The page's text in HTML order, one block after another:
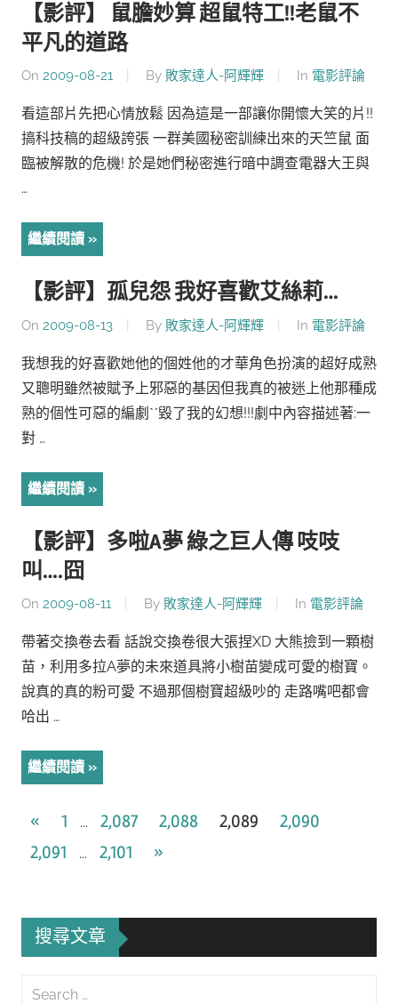
【影評】 鼠膽妙算 超鼠特工!!老鼠不
平凡的道路
On 2009-08-21 By 敗家達人-阿輝輝 In 電影評論
看這部片先把心情放鬆 因為這是一部讓你開懷大笑的片!!
搞科技稿的超級誇張 一群美國秘密訓練出來的天竺鼠 面
臨被解散的危機! 於是她們秘密進行暗中調查電器大王與
…
繼續閱讀
【影評】孤兒怨 我好喜歡艾絲莉…
On 2009-08-13 By 敗家達人-阿輝輝 In 電影評論
我想我的好喜歡她他的個姓他的才華角色扮演的超好成熟
又聰明雖然被賦予上邪惡的基因但我真的被迷上他那種成
熟的個性可惡的編劇ˋˊ毀了我的幻想!!!劇中內容描述著:一
對 …
繼續閱讀
【影評】多啦A夢 綠之巨人傳 吱吱
叫….囧
On 2009-08-11 By 敗家達人-阿輝輝 In 電影評論
帶著交換卷去看 話說交換卷很大張捏XD 大熊撿到一顆樹
苗，利用多拉A夢的未來道具將小樹苗變成可愛的樹寶。
說真的真的粉可愛 不過那個樹寶超級吵的 走路嘴吧都會
哈出 …
繼續閱讀
文
章
覽
« Previous
Posts
1 ... 2,087 2,088 2,089
2,090
2,091
... 2,101
Next
»
搜尋文章
Search